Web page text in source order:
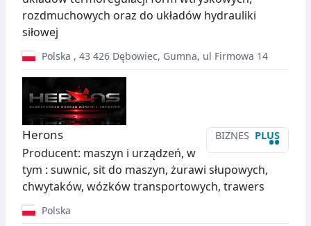
rozdmuchowych oraz do układów hydrauliki
siłowej
Polska , 43 426 Dębowiec, Gumna, ul Firmowa 14
BIZNES PLUS
••
Herons
Producent: maszyn i urządzeń, w
tym : suwnic, sit do maszyn, żurawi słupowych,
chwytaków, wózków transportowych, trawers
Polska